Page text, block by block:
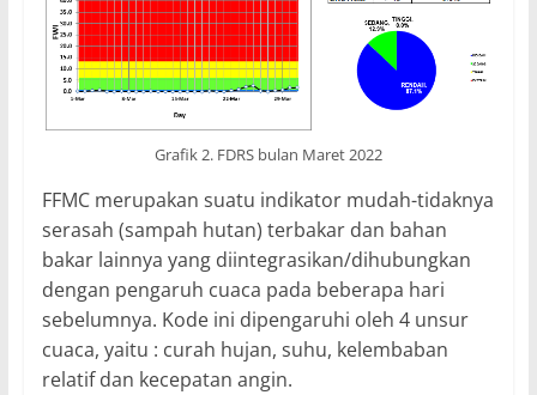
Grafik 2. FDRS bulan Maret 2022
FFMC merupakan suatu indikator mudah-tidaknya
serasah (sampah hutan) terbakar dan bahan
bakar lainnya yang diintegrasikan/dihubungkan
dengan pengaruh cuaca pada beberapa hari
sebelumnya. Kode ini dipengaruhi oleh 4 unsur
cuaca, yaitu : curah hujan, suhu, kelembaban
relatif dan kecepatan angin.